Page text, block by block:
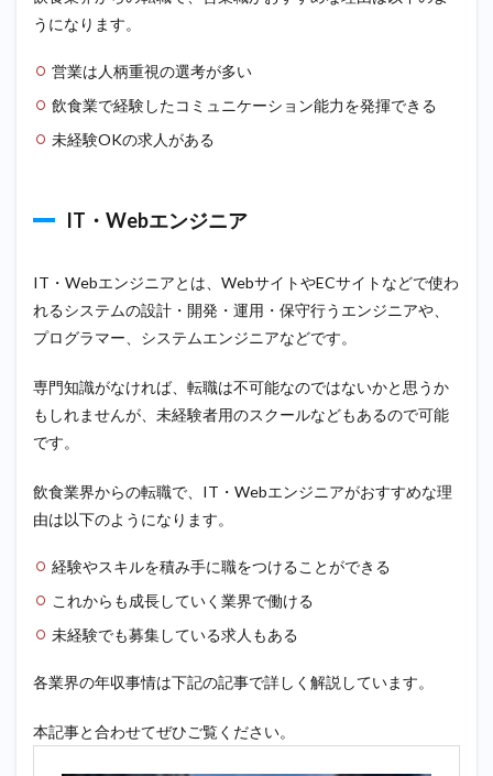
うになります。
営業は人柄重視の選考が多い
飲食業で経験したコミュニケーション能力を発揮できる
未経験OKの求人がある
IT・Webエンジニア
IT・Webエンジニアとは、WebサイトやECサイトなどで使わ
れるシステムの設計・開発・運用・保守行うエンジニアや、
プログラマー、システムエンジニアなどです。
専門知識がなければ、転職は不可能なのではないかと思うか
もしれませんが、未経験者用のスクールなどもあるので可能
です。
飲食業界からの転職で、IT・Webエンジニアがおすすめな理
由は以下のようになります。
経験やスキルを積み手に職をつけることができる
これからも成長していく業界で働ける
未経験でも募集している求人もある
各業界の年収事情は下記の記事で詳しく解説しています。
本記事と合わせてぜひご覧ください。